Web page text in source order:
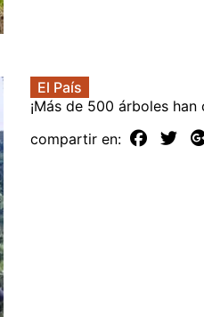
El País
¡Más de 500 árboles
compartir en: